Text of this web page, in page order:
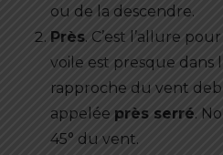
ou de la descendre.
Près. C’est l’allure
voile est presque dans
rapproche du vent
appelée près serré.
45° du vent.